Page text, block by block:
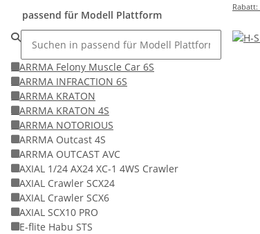
Rabatt:
passend für Modell Plattform
ARRMA Felony Muscle Car 6S
ARRMA INFRACTION 6S
ARRMA KRATON
ARRMA KRATON 4S
ARRMA NOTORIOUS
ARRMA Outcast 4S
ARRMA OUTCAST AVC
AXIAL 1/24 AX24 XC-1 4WS Crawler
AXIAL Crawler SCX24
AXIAL Crawler SCX6
AXIAL SCX10 PRO
E-flite Habu STS